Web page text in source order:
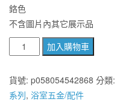
鉻色
不含圖片內其它展示品
國
KOHLER
Singulier®
加入購物車
貨號: p058054542868 分類:
系列, 浴室五金/配件